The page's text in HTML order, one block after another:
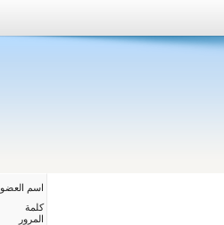
اسم العضو
كلمة
المرور